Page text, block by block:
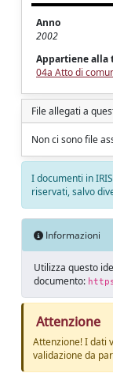
Anno
2002
Appartiene alla
04a Atto di
File allegati a
Non ci sono file
I documenti in
riservati, salvo
Informazioni
Utilizza questo
documento:
Attenzione
Attenzione! I dati
validazione da